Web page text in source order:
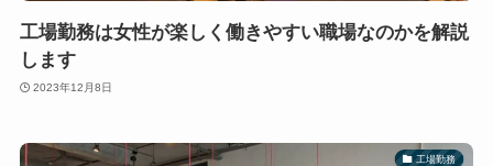
工場勤務は女性が楽しく働きやすい職場なのかを解説
します
2023年12月8日
工場勤務